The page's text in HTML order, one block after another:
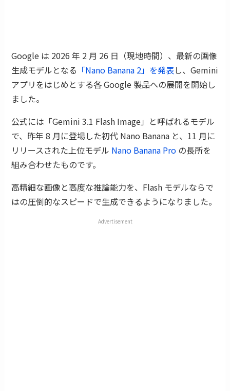
Google は 2026 年 2 月 26 日（現地時間）、最新の画像
生成モデルとなる 「Nano Banana 2」を発表し、Gemini
アプリをはじめとする各 Google 製品への展開を開始し
ました。
公式には「Gemini 3.1 Flash Image」と呼ばれるモデル
で、昨年 8 月に登場した初代 Nano Banana と、11 月に
リリースされた上位モデル Nano Banana Pro の長所を
組み合わせたものです。
高精細な画像と高度な推論能力を、Flash モデルならで
はの圧倒的なスピードで生成できるようになりました。
Advertisement